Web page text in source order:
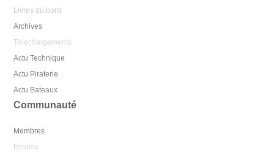
Livres du bord
Archives
Téléchargements
Actu Technique
Actu Piraterie
Actu Bateaux
Communauté
Membres
Forums